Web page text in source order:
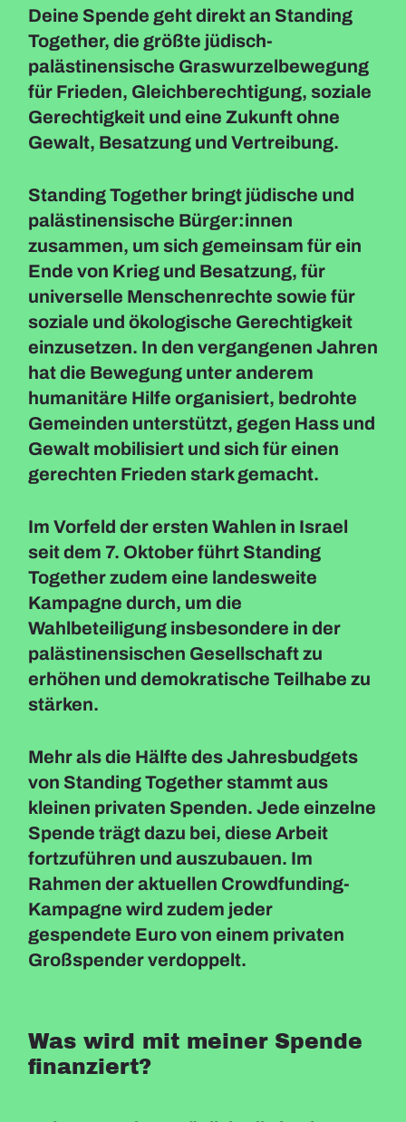
Deine Spende geht direkt an Standing
Together, die größte jüdisch-
palästinensische Graswurzelbewegung
für Frieden, Gleichberechtigung, soziale
Gerechtigkeit und eine Zukunft ohne
Gewalt, Besatzung und Vertreibung.
Standing Together bringt jüdische und
palästinensische Bürger:innen
zusammen, um sich gemeinsam für ein
Ende von Krieg und Besatzung, für
universelle Menschenrechte sowie für
soziale und ökologische Gerechtigkeit
einzusetzen. In den vergangenen Jahren
hat die Bewegung unter anderem
humanitäre Hilfe organisiert, bedrohte
Gemeinden unterstützt, gegen Hass und
Gewalt mobilisiert und sich für einen
gerechten Frieden stark gemacht.
Im Vorfeld der ersten Wahlen in Israel
seit dem 7. Oktober führt Standing
Together zudem eine landesweite
Kampagne durch, um die
Wahlbeteiligung insbesondere in der
palästinensischen Gesellschaft zu
erhöhen und demokratische Teilhabe zu
stärken.
Mehr als die Hälfte des Jahresbudgets
von Standing Together stammt aus
kleinen privaten Spenden. Jede einzelne
Spende trägt dazu bei, diese Arbeit
fortzuführen und auszubauen. Im
Rahmen der aktuellen Crowdfunding-
Kampagne wird zudem jeder
gespendete Euro von einem privaten
Großspender verdoppelt.
Was wird mit meiner Spende
finanziert?